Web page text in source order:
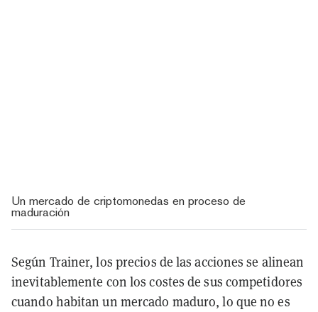
Un mercado de criptomonedas en proceso de
maduración
Según Trainer, los precios de las acciones se alinean
inevitablemente con los costes de sus competidores
cuando habitan un mercado maduro, lo que no es